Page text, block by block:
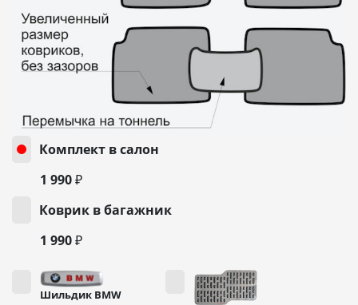
Комплект в салон
1 990 ₽
Коврик в багажник
1 990 ₽
Шильдик BMW